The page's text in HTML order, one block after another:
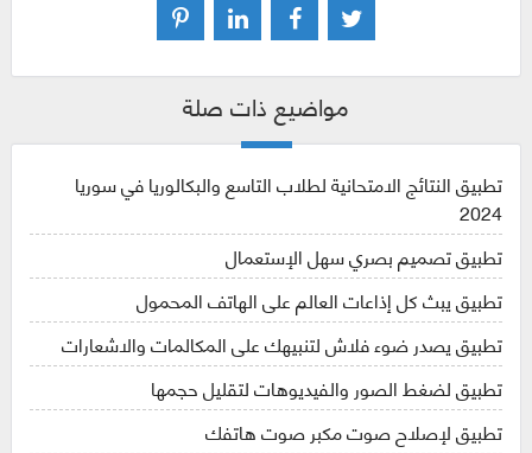
مواضيع ذات صلة
تطبيق النتائج الامتحانية لطلاب التاسع والبكالوريا في سوريا
2024
تطبيق تصميم بصري سهل الإستعمال
تطبيق يبث كل إذاعات العالم على الهاتف المحمول
تطبيق يصدر ضوء فلاش لتنبيهك على المكالمات والاشعارات
تطبيق لضغط الصور والفيديوهات لتقليل حجمها
تطبيق لإصلاح صوت مكبر صوت هاتفك